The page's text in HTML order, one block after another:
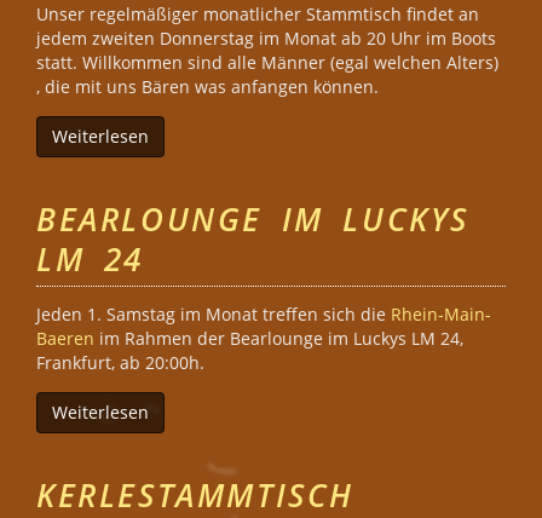
Unser regelmäßiger monatlicher Stammtisch findet an
jedem zweiten Donnerstag im Monat ab 20 Uhr im Boots
statt. Willkommen sind alle Männer (egal welchen Alters)
, die mit uns Bären was anfangen können.
Weiterlesen
BEARLOUNGE IM LUCKYS
LM 24
Jeden 1. Samstag im Monat treffen sich die Rhein-Main-
Baeren im Rahmen der Bearlounge im Luckys LM 24,
Frankfurt, ab 20:00h.
Weiterlesen
KERLESTAMMTISCH